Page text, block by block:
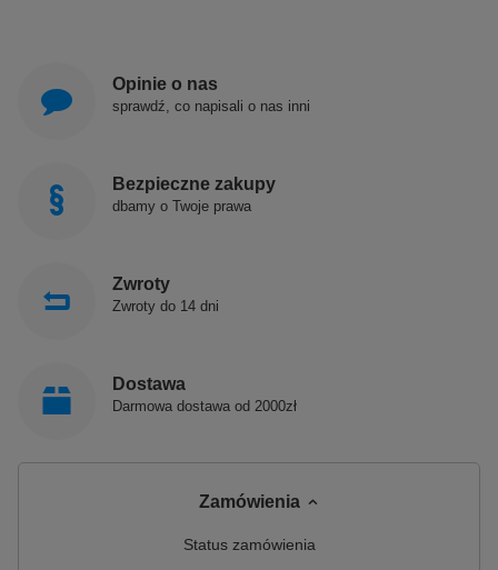
Opinie o nas
sprawdź, co napisali o nas inni
Bezpieczne zakupy
dbamy o Twoje prawa
Zwroty
Zwroty do 14 dni
Dostawa
Darmowa dostawa od 2000zł
Zamówienia
Status zamówienia